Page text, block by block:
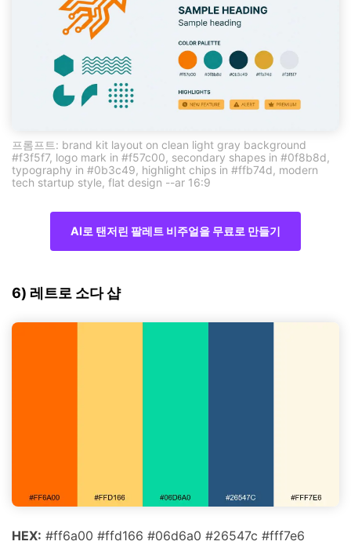
프롬프트: brand kit layout on clean light gray background
#f3f5f7, logo mark in #f57c00, secondary shapes in #0f8b8d,
typography in #0b3c49, highlight chips in #ffb74d, modern
tech startup style, flat design --ar 16:9
AI로 탠저린 팔레트 비주얼을 무료로 만들기
6) 레트로 소다 샵
HEX: #ff6a00 #ffd166 #06d6a0 #26547c #fff7e6